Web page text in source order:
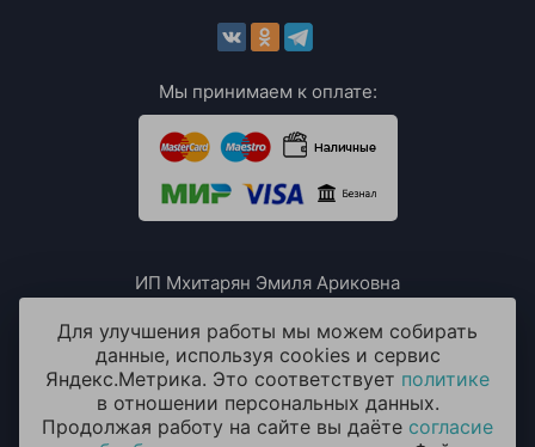
Мы принимаем к оплате:
ИП Мхитарян Эмиля Ариковна
ИНН: 771385063807
ОГРН / ОГРНИП: 319508100076230
Для улучшения работы мы можем собирать
данные, используя cookies и сервис
Яндекс.Метрика. Это соответствует политике
в отношении персональных данных.
Продолжая работу на сайте вы даёте согласие